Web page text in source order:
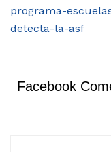
programa-
detecta-la-asf
Facebook